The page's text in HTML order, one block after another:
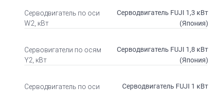
Серводвигатель по оси
W2, кВт
Серводвигатель FUJI 1,3 кВт
(Япония)
Сервовигатели по осям
Y2, кВт
Серводвигатель FUJI 1,8 кВт
(Япония)
Серводвигатель по оси
Серводвигатель FUJI 1 кВт